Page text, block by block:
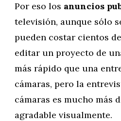
Por eso los anuncios
televisión, aunque sólo
pueden costar cientos
editar un proyecto de
más rápido que una
cámaras, pero la
cámaras es mucho más
agradable visualmente.